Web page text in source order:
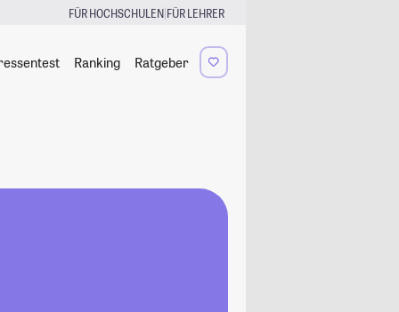
FÜR HOCHSCHULEN|FÜR LEHRER
Ranking Ratgeber